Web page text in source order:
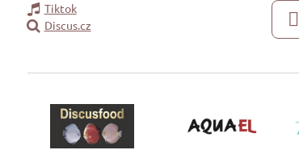
Tiktok
Discus.cz